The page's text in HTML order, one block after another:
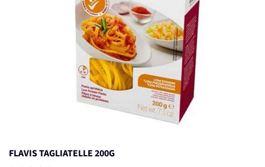
FLAVIS TAGLIATELLE 200G